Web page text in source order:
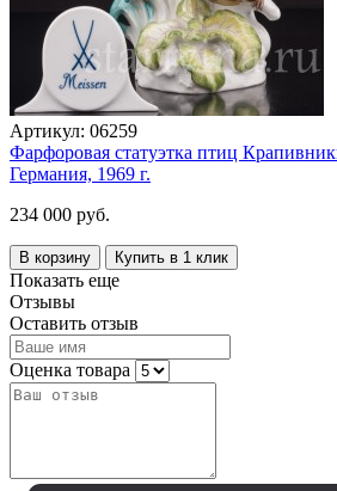
Артикул: 06259
Фарфоровая статуэтка птиц
Германия, 1969 г.
234 000 руб.
В корзину Купить в 1 клик
Показать еще
Отзывы
Оставить отзыв
Оценка товара